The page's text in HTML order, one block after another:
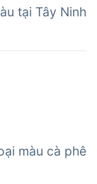
tại Tây Ninh
màu cà phê